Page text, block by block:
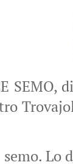
SEMO,
semo.